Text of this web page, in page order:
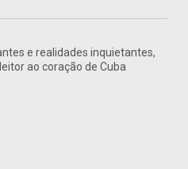
e realidades inquietantes,
ao coração de Cuba